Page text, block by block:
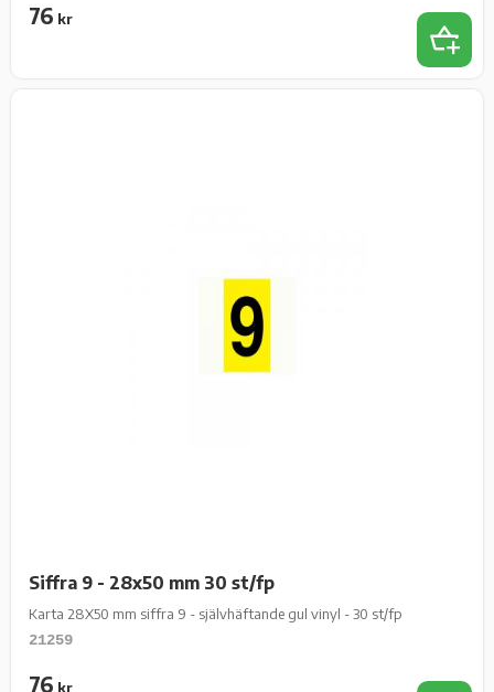
76 kr
Siffra 9 - 28x50 mm 30 st/fp
Karta 28X50 mm siffra 9 - självhäftande gul vinyl - 30 st/fp
21259
76 kr